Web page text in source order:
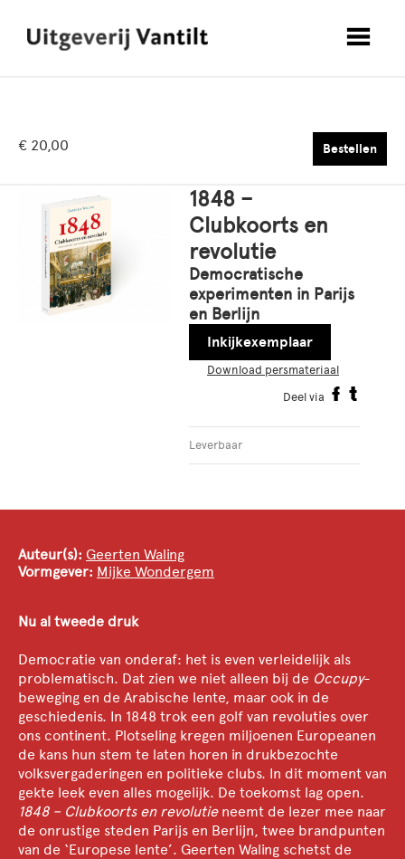
€ 20,00 Bestellen
1848 –
Clubkoorts en
revolutie
Democratische
experimenten in Parijs
en Berlijn
Inkijkexemplaar
Download persmateriaal
Deel via
Leverbaar
Auteur(s): Geerten Waling
Vormgever: Mijke Wondergem
Nu al tweede druk
Democratie van onderaf: het is even verleidelijk als
problematisch. Dat zien we niet alleen bij de Occupy-
beweging en de Arabische lente, maar ook in de
geschiedenis. In 1848 trok een golf van revoluties over
ons continent. Plotseling kregen miljoenen Europeanen
de kans hun stem te laten horen in drukbezochte
volksvergaderingen en politieke clubs. In dit moment van
gekte leek even alles mogelijk. De toekomst lag open.
1848 – Clubkoorts en revolutieneemt de lezer mee naar
de onrustige steden Parijs en Berlijn, twee brandpunten
van de ‘Europese lente’. Geerten Waling schetst de